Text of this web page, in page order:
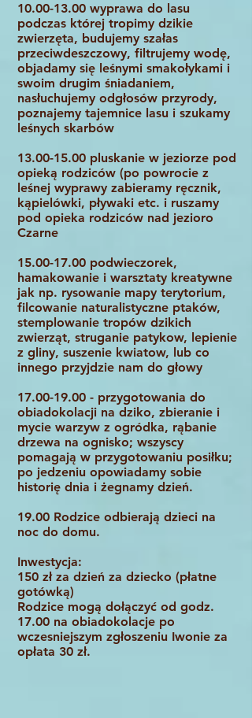
10.00-13.00 wyprawa do lasu
podczas której tropimy dzikie
zwierzęta, budujemy szałas
przeciwdeszczowy, filtrujemy wodę,
objadamy się leśnymi smakołykami i
swoim drugim śniadaniem,
nasłuchujemy odgłosów przyrody,
poznajemy tajemnice lasu i szukamy
leśnych skarbów
13.00-15.00 pluskanie w jeziorze pod
opieką rodziców (po powrocie z
leśnej wyprawy zabieramy ręcznik,
kąpielówki, pływaki etc. i ruszamy
pod opieka rodziców nad jezioro
Czarne
15.00-17.00 podwieczorek,
hamakowanie i warsztaty kreatywne
jak np. rysowanie mapy terytorium,
filcowanie naturalistyczne ptaków,
stemplowanie tropów dzikich
zwierząt, struganie patykow, lepienie
z gliny, suszenie kwiatow, lub co
innego przyjdzie nam do głowy
17.00-19.00 - przygotowania do
obiadokolacji na dziko, zbieranie i
mycie warzyw z ogródka, rąbanie
drzewa na ognisko; wszyscy
pomagają w przygotowaniu posiłku;
po jedzeniu opowiadamy sobie
historię dnia i żegnamy dzień.
19.00 Rodzice odbierają dzieci na
noc do domu.
Inwestycja:
150 zł za dzień za dziecko (płatne
gotówką)
Rodzice mogą dołączyć od godz.
17.00 na obiadokolacje po
wczesniejszym zgłoszeniu Iwonie za
opłata 30 zł.